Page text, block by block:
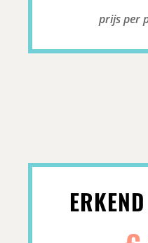
prijs per